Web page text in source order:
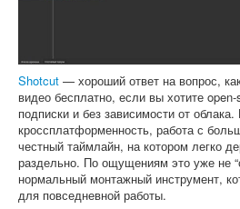
Shotcut — хороший ответ на вопрос,
видео бесплатно, если вы хотите
подписки и без зависимости от
кроссплатформенность, работа с
честный таймлайн, на котором легко
раздельно. По ощущениям это уже не
нормальный монтажный инструмент,
для повседневной работы.